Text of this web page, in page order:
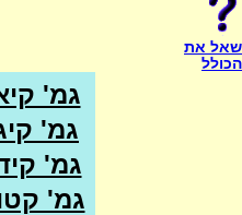
שאל את
הכולל
גמ'
גמ'
גמ'
גמ'